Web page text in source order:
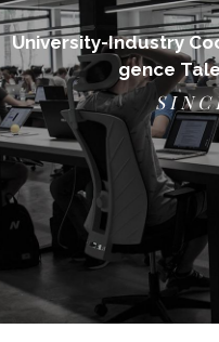
University-Industry
gence